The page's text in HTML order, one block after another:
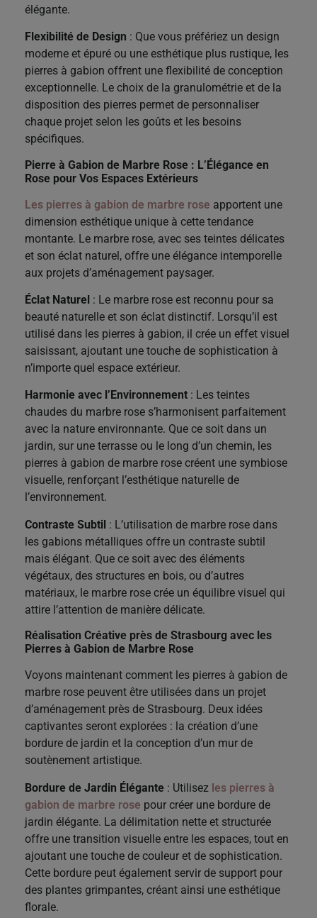
élégante.
Flexibilité de Design : Que vous préfériez un design
moderne et épuré ou une esthétique plus rustique, les
pierres à gabion offrent une flexibilité de conception
exceptionnelle. Le choix de la granulométrie et de la
disposition des pierres permet de personnaliser
chaque projet selon les goûts et les besoins
spécifiques.
Pierre à Gabion de Marbre Rose : L’Élégance en
Rose pour Vos Espaces Extérieurs
Les pierres à gabion de marbre rose apportent une
dimension esthétique unique à cette tendance
montante. Le marbre rose, avec ses teintes délicates
et son éclat naturel, offre une élégance intemporelle
aux projets d’aménagement paysager.
Éclat Naturel : Le marbre rose est reconnu pour sa
beauté naturelle et son éclat distinctif. Lorsqu’il est
utilisé dans les pierres à gabion, il crée un effet visuel
saisissant, ajoutant une touche de sophistication à
n’importe quel espace extérieur.
Harmonie avec l’Environnement : Les teintes
chaudes du marbre rose s’harmonisent parfaitement
avec la nature environnante. Que ce soit dans un
jardin, sur une terrasse ou le long d’un chemin, les
pierres à gabion de marbre rose créent une symbiose
visuelle, renforçant l’esthétique naturelle de
l’environnement.
Contraste Subtil : L’utilisation de marbre rose dans
les gabions métalliques offre un contraste subtil
mais élégant. Que ce soit avec des éléments
végétaux, des structures en bois, ou d’autres
matériaux, le marbre rose crée un équilibre visuel qui
attire l’attention de manière délicate.
Réalisation Créative près de Strasbourg avec les
Pierres à Gabion de Marbre Rose
Voyons maintenant comment les pierres à gabion de
marbre rose peuvent être utilisées dans un projet
d’aménagement près de Strasbourg. Deux idées
captivantes seront explorées : la création d’une
bordure de jardin et la conception d’un mur de
soutènement artistique.
Bordure de Jardin Élégante : Utilisez les pierres à
gabion de marbre rose pour créer une bordure de
jardin élégante. La délimitation nette et structurée
offre une transition visuelle entre les espaces, tout en
ajoutant une touche de couleur et de sophistication.
Cette bordure peut également servir de support pour
des plantes grimpantes, créant ainsi une esthétique
florale.